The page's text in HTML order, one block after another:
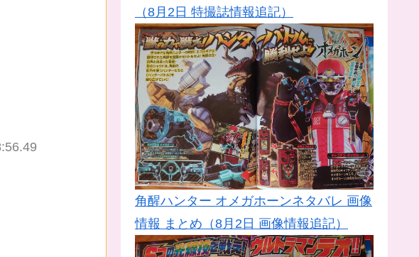
（8月2日 特撮誌情報追記）
角醒ハンター オメガホーンネタバレ 画像
情報 まとめ（8月2日 画像情報追記）